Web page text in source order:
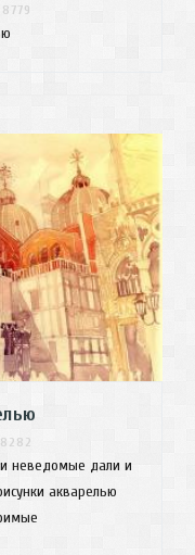
8779
8282
неведомые дали и
акварелью